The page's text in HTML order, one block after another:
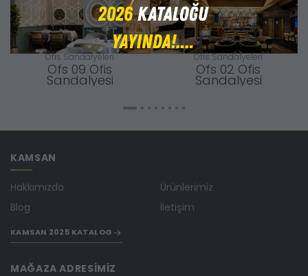
Ofis Sandalyeleri
Ofs 09 Ofis
Sandalyesi
Ofis Sandalyeleri
Ofs 02 Ofis
Sandalyesi
KAMSAN
Hakkımızda Ürünlerimiz
Blog İletişim
KAMSAN 2025 KATALOG
MAĞAZA ADRESİMİZ